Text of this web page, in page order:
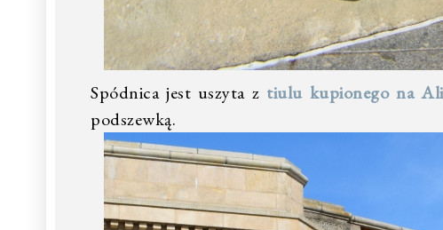
Spódnica jest uszyta z tiulu kupionego na
podszewką.